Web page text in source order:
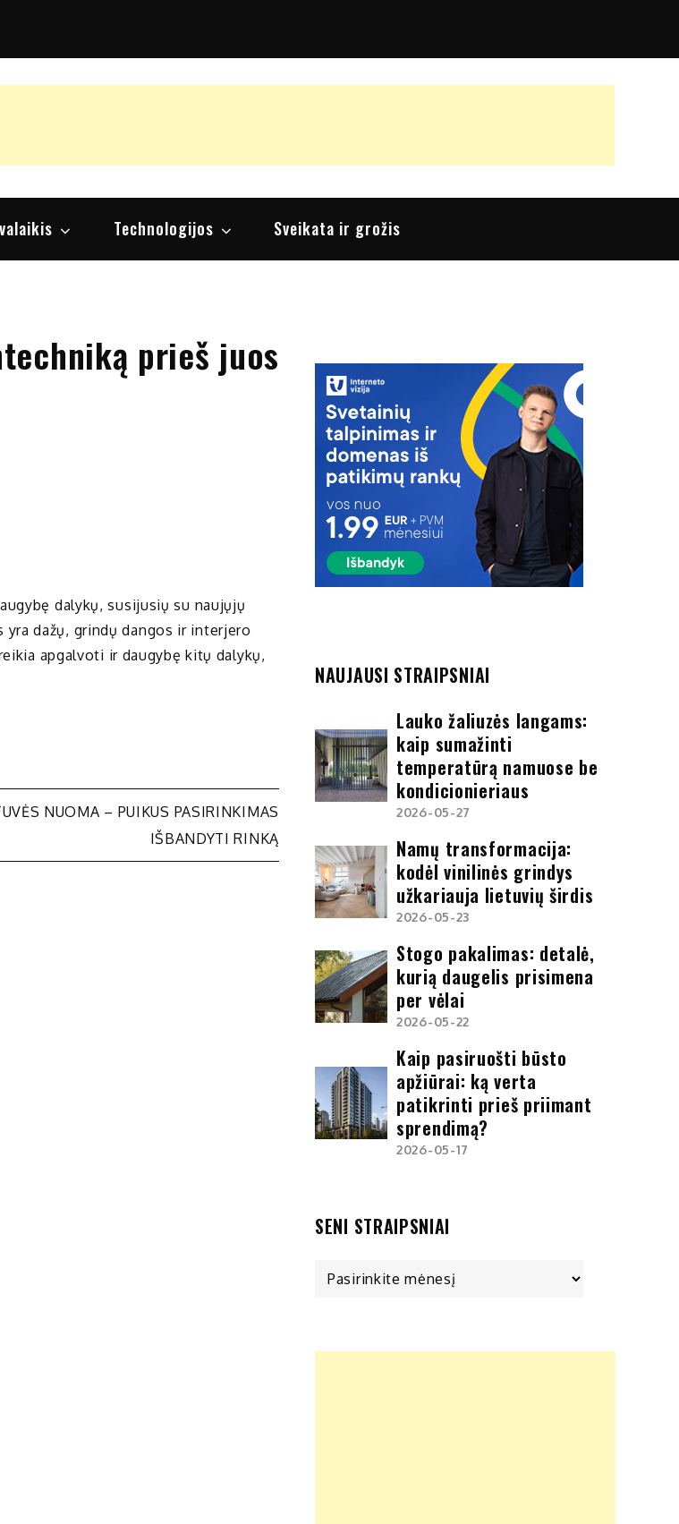
Technologijos Sveikata ir grožis
prieš juos
dalykų, susijusių su naujųjų
dažų, grindų dangos ir interjero
apgalvoti ir daugybę kitų dalykų,
NUOMA – PUIKUS PASIRINKIMAS
IŠBANDYTI RINKĄ
NAUJAUSI STRAIPSNIAI
Lauko žaliuzės langams:
kaip sumažinti
temperatūrą namuose be
kondicionieriaus
2026-05-27
Namų transformacija:
kodėl vinilinės grindys
užkariauja lietuvių širdis
2026-05-23
Stogo pakalimas: detalė,
kurią daugelis prisimena
per vėlai
2026-05-22
Kaip pasiruošti būsto
apžiūrai: ką verta
patikrinti prieš priimant
sprendimą?
2026-05-17
SENI STRAIPSNIAI